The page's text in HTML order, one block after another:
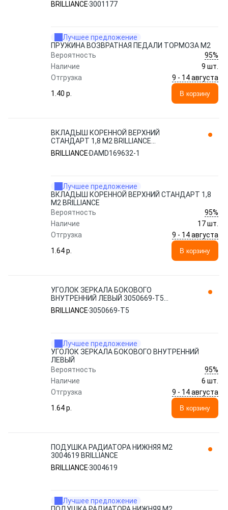
BRILLIANCE3001177
Лучшее предложение
ПРУЖИНА ВОЗВРАТНАЯ ПЕДАЛИ ТОРМОЗА M2
Вероятность
95%
Наличие
9 шт.
Отгрузка
9 - 14 августа
1.40 p.
В корзину
ВКЛАДЫШ КОРЕННОЙ ВЕРХНИЙ
СТАНДАРТ 1,8 M2 BRILLIANCE
DAMD169632-1
BRILLIANCE DAMD169632-1
Лучшее предложение
ВКЛАДЫШ КОРЕННОЙ ВЕРХНИЙ СТАНДАРТ 1,8
M2 BRILLIANCE
Вероятность
95%
Наличие
17 шт.
Отгрузка
9 - 14 августа
1.64 p.
В корзину
УГОЛОК ЗЕРКАЛА БОКОВОГО
ВНУТРЕННИЙ ЛЕВЫЙ 3050669-T5
BRILLIANCE
BRILLIANCE3050669-T5
Лучшее предложение
УГОЛОК ЗЕРКАЛА БОКОВОГО ВНУТРЕННИЙ
ЛЕВЫЙ
Вероятность
95%
Наличие
6 шт.
Отгрузка
9 - 14 августа
1.64 p.
В корзину
ПОДУШКА РАДИАТОРА НИЖНЯЯ M2
3004619 BRILLIANCE
BRILLIANCE3004619
Лучшее предложение